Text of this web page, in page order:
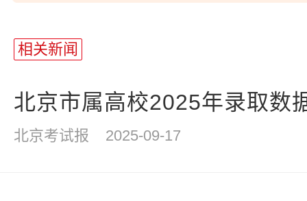
相关新闻
北京市属高校2025年录取数
北京考试报 2025-09-17